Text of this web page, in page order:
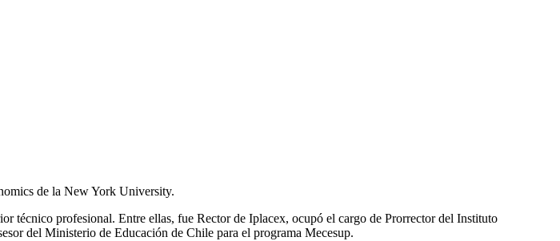
de la New York University.
técnico profesional. Entre ellas, fue Rector de Iplacex, ocupó el cargo de Prorrector del Instituto
del Ministerio de Educación de Chile para el programa Mecesup.